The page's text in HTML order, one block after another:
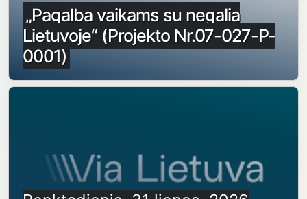
„Pagalba vaikams su negalia
Lietuvoje“ (Projekto Nr.07-027-P-
0001)